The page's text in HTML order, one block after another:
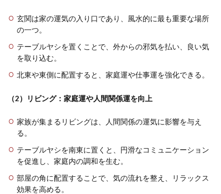
玄関は家の運気の入り口であり、風水的に最も重要な場所
の一つ。
テーブルヤシを置くことで、外からの邪気を払い、良い気
を取り込む。
北東や東側に配置すると、家庭運や仕事運を強化できる。
（2）リビング：家庭運や人間関係運を向上
家族が集まるリビングは、人間関係の運気に影響を与え
る。
テーブルヤシを南東に置くと、円滑なコミュニケーション
を促進し、家庭内の調和を生む。
部屋の角に配置することで、気の流れを整え、リラックス
効果を高める。